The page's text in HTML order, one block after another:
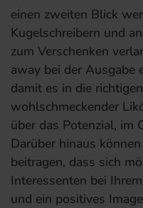
einen zweiten Blick
Kugelschreibern und
zum Verschenken
away bei der Ausgabe
damit es in die
wohlschmeckender
über das Potenzial, im
Darüber hinaus
beitragen, dass sich
Interessenten bei
und ein positives